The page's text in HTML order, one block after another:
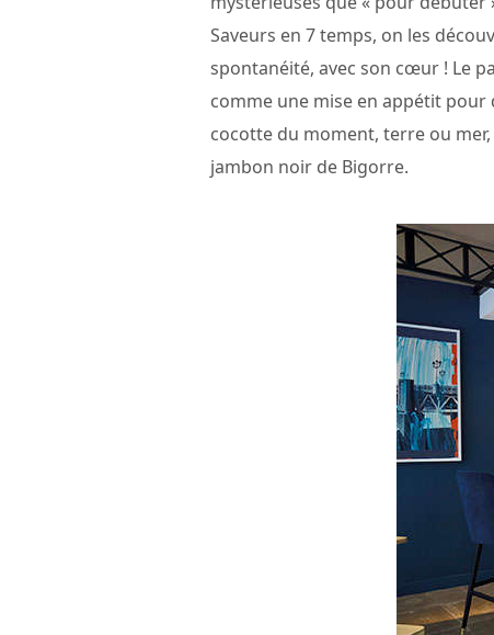
Saveurs en 7 temps, on les
spontanéité, avec son cœur ! Le
comme une mise en appétit pour
cocotte du moment, terre ou
jambon noir de Bigorre.